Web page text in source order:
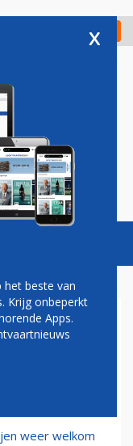
Check in
Vacatures
interieur
weer welkom
x
het beste van
Krijg onbeperkt
Apps.